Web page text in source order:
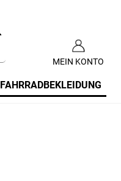
Inhalt
springen
MEIN KONTO
FAHRRADBEKLEIDUNG